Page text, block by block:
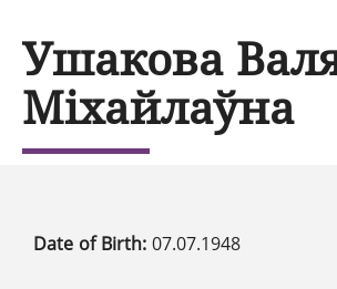
Ушакова
Міхайлаўна
Date of Birth: 07.07.1948